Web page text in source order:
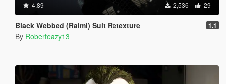
4.89 2,536 29
Black Webbed (Raimi) Suit Retexture 1.1
By Roberteazy13